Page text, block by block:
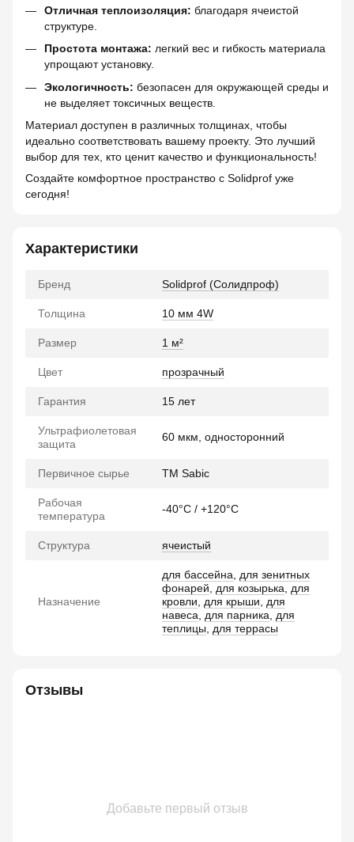
Отличная теплоизоляция: благодаря ячеистой
структуре.
Простота монтажа: легкий вес и гибкость материала
упрощают установку.
Экологичность: безопасен для окружающей среды и
не выделяет токсичных веществ.
Материал доступен в различных толщинах, чтобы
идеально соответствовать вашему проекту. Это лучший
выбор для тех, кто ценит качество и функциональность!
Создайте комфортное пространство с Solidprof уже
сегодня!
Характеристики
Бренд Solidprof (Солидпроф)
Толщина 10 мм 4W
Размер 1 м²
Цвет прозрачный
Гарантия 15 лет
Ультрафиолетовая
защита
60 мкм, односторонний
Первичное сырье TM Sabic
Рабочая
температура
-40°C / +120°C
Структура ячеистый
Назначение
для бассейна
для зенитных
фонарей
для козырька
для
кровли
для крыши
для
навеса
для парника
для
теплицы
для террасы
Отзывы
Добавьте первый отзыв